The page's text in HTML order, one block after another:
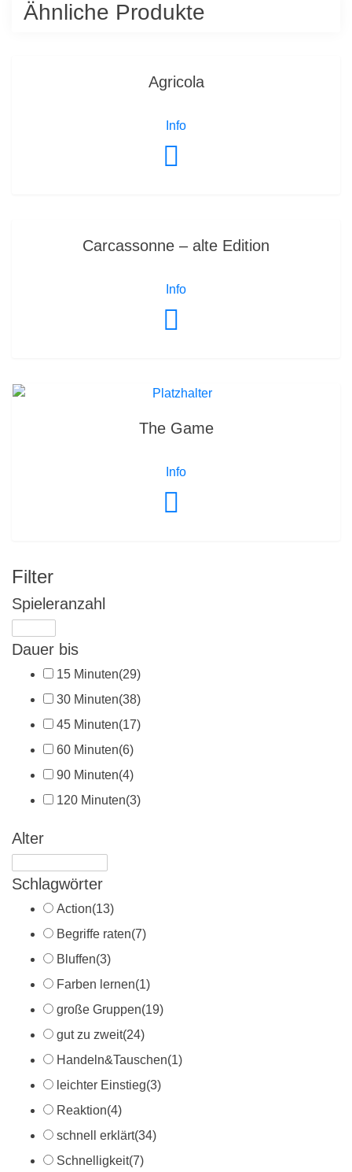
Ähnliche Produkte
Agricola
Info
Carcassonne – alte Edition
Info
The Game
Info
Filter
Spieleranzahl
Dauer bis
15 Minuten(29)
30 Minuten(38)
45 Minuten(17)
60 Minuten(6)
90 Minuten(4)
120 Minuten(3)
Alter
Schlagwörter
Action(13)
Begriffe raten(7)
Bluffen(3)
Farben lernen(1)
große Gruppen(19)
gut zu zweit(24)
Handeln&Tauschen(1)
leichter Einstieg(3)
Reaktion(4)
schnell erklärt(34)
Schnelligkeit(7)